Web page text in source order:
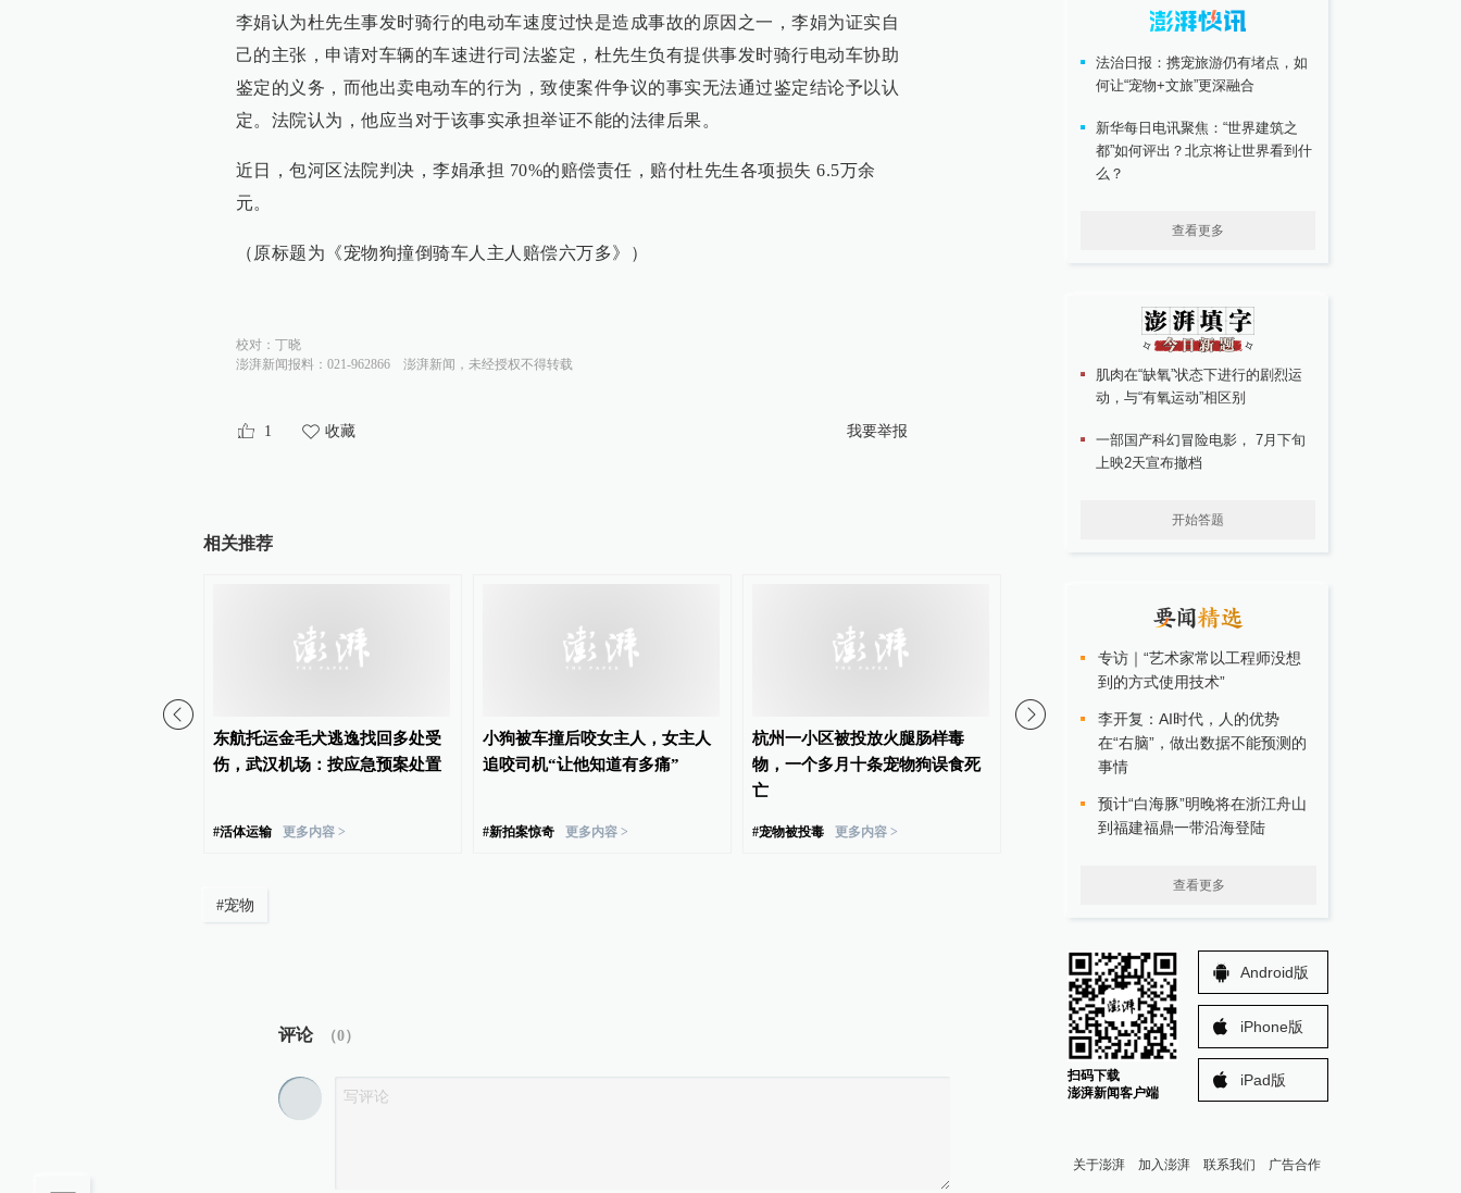
李娟认为杜先生事发时骑行的电动车速度过快是造成事故的原因之一，李娟为证实自
己的主张，申请对车辆的车速进行司法鉴定，杜先生负有提供事发时骑行电动车协助
鉴定的义务，而他出卖电动车的行为，致使案件争议的事实无法通过鉴定结论予以认
定。法院认为，他应当对于该事实承担举证不能的法律后果。
近日，包河区法院判决，李娟承担 70%的赔偿责任，赔付杜先生各项损失 6.5万余
元。
（原标题为《宠物狗撞倒骑车人主人赔偿六万多》）
校对： 丁晓
澎湃新闻报料：021-962866
澎湃新闻，未经授权不得转载
1 收藏 我要举报
相关推荐
东航托运金毛犬逃逸找回多处受
伤，武汉机场：按应急预案处置
#活体运输 更多内容 >
小狗被车撞后咬女主人，女主人
追咬司机“让他知道有多痛”
#新拍案惊奇 更多内容 >
杭州一小区被投放火腿肠样毒
物，一个多月十条宠物狗误食死
亡
#宠物被投毒 更多内容 >
云南一地村民过火把节意外灼伤
16人：盛有可燃液体塑料桶意外
女子称丰胸术9个月后
#宠物
评论 （0）
法治日报：携宠旅游仍有堵点，如
何让“宠物+文旅”更深融合
新华每日电讯聚焦：“世界建筑之
都”如何评出？北京将让世界看到什
么？
查看更多
肌肉在“缺氧”状态下进行的剧烈运
动，与“有氧运动”相区别
一部国产科幻冒险电影， 7月下旬
上映2天宣布撤档
开始答题
专访｜“艺术家常以工程师没想
到的方式使用技术”
李开复：AI时代，人的优势
在“右脑”，做出数据不能预测的
事情
预计“白海豚”明晚将在浙江舟山
到福建福鼎一带沿海登陆
查看更多
扫码下载
澎湃新闻客户端
Android版
iPhone版
iPad版
关于澎湃 加入澎湃 联系我们 广告合作